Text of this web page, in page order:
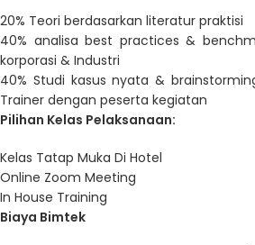
20% Teori berdasarkan literatur praktisi
40% analisa best practices &
korporasi & Industri
40% Studi kasus nyata &
Trainer dengan peserta kegiatan
Pilihan Kelas Pelaksanaan:
Kelas Tatap Muka Di Hotel
Online Zoom Meeting
In House Training
Biaya Bimtek